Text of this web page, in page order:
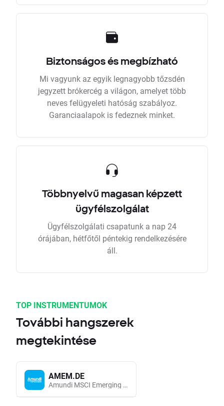
Biztonságos és megbízható
Mi vagyunk az egyik legnagyobb tőzsdén
jegyzett brókercég a világon, amelyet több
neves felügyeleti hatóság szabályoz.
Garanciaalapok is fedeznek minket.
Többnyelvű magasan képzett
ügyfélszolgálat
Ügyfélszolgálati csapatunk a nap 24
órájában, hétfőtől péntekig rendelkezésére
áll.
TOP INSTRUMENTUMOK
További hangszerek
megtekintése
AMEM.DE
Amundi MSCI Emerging Markets UCITS (Acc EUR)